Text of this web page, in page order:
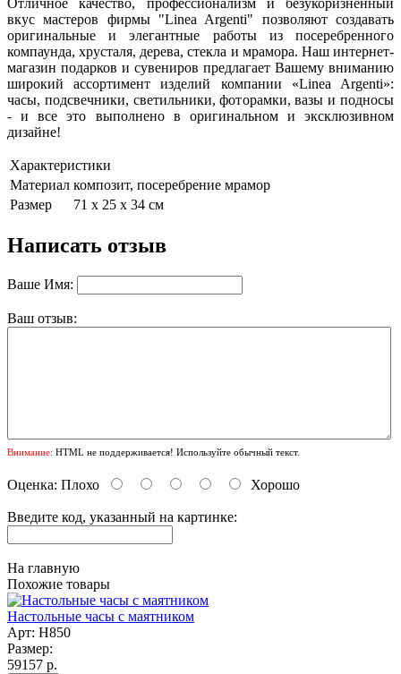
Отличное качество, профессионализм и безукоризненный
вкус мастеров фирмы "Linea Argenti" позволяют создавать
оригинальные и элегантные работы из посеребренного
компаунда, хрусталя, дерева, стекла и мрамора. Наш интернет-
магазин подарков и сувениров предлагает Вашему вниманию
широкий ассортимент изделий компании «Linea Argenti»:
часы, подсвечники, светильники, фоторамки, вазы и подносы
- и все это выполнено в оригинальном и эксклюзивном
дизайне!
Характеристики
Материал композит, посеребрение мрамор
Размер
71 х 25 х 34 см
Написать отзыв
Ваше Имя:
Ваш отзыв:
Внимание: HTML не поддерживается! Используйте обычный текст.
Оценка: Плохо Хорошо
Введите код, указанный на картинке:
На главную
Похожие товары
Настольные часы с маятником
Арт: Н850
Размер:
59157 р.